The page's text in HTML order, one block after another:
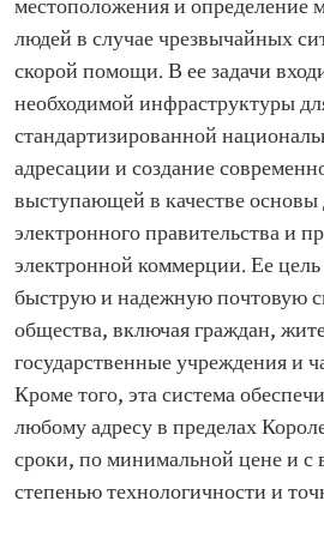
местоположения и определение
людей в случае чрезвычайных
скорой помощи. В ее задачи
необходимой инфраструктуры
стандартизированной
адресации и создание
выступающей в качестве основы
электронного правительства и
электронной коммерции. Ее
быструю и надежную почтовую
общества, включая граждан,
государственные учреждения и
Кроме того, эта система
любому адресу в пределах
сроки, по минимальной цене и с
степенью технологичности и